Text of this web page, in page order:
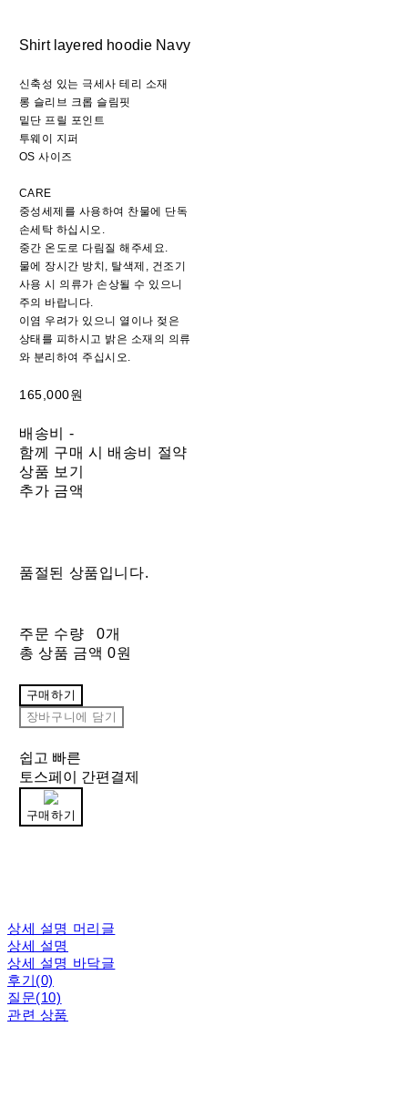
Shirt layered hoodie Navy
신축성 있는 극세사 테리 소재
롱 슬리브 크롭 슬림핏
밑단 프릴 포인트
투웨이 지퍼
OS 사이즈
CARE
중성세제를 사용하여 찬물에 단독
손세탁 하십시오.
중간 온도로 다림질 해주세요.
물에 장시간 방치, 탈색제, 건조기
사용 시 의류가 손상될 수 있으니
주의 바랍니다.
이염 우려가 있으니 열이나 젖은
상태를 피하시고 밝은 소재의 의류
와 분리하여 주십시오.
165,000원
배송비 -
함께 구매 시 배송비 절약
상품 보기
추가 금액
품절된 상품입니다.
주문 수량
0개
총 상품 금액 0원
구매하기
장바구니에 담기
쉽고 빠른
토스페이 간편결제
구매하기
상세 설명 머리글
상세 설명
상세 설명 바닥글
후기(0)
질문(10)
관련 상품